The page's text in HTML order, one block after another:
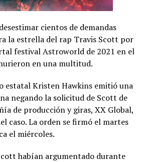
cientos de demandas
la estrella del rap Travis Scott por
festival Astroworld de 2021 en el
en una multitud.
estatal Kristen Hawkins emitió una
negando la solicitud de Scott de
de producción y giras, XX Global,
caso. La orden se firmó el martes
el miércoles.
habían argumentado durante